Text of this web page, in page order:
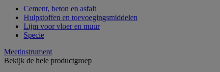
Cement, beton en asfalt
Hulpstoffen en toevoegingsmiddelen
Lijm voor vloer en muur
Specie
Meetinstrument
Bekijk de hele productgroep